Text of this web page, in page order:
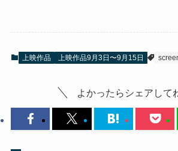
上映作品 上映作品9月3日〜9月15日
よかったらシェアして